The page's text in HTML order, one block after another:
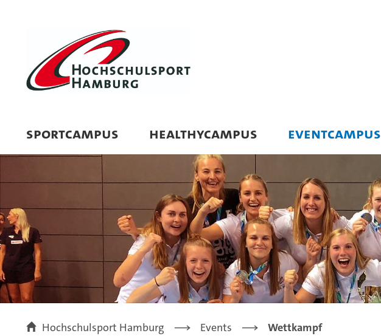
SPORTCAMPUS HEALTHYCAMPUS EVENTCAMPUS
Hochschulsport Hamburg Events Wettkampf